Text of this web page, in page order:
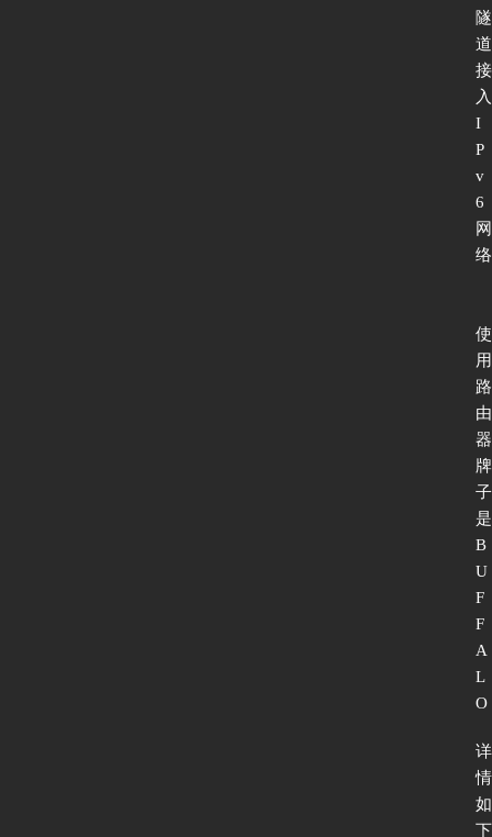
隧
道
接
入
I
P
v
6
网
络
使
用
路
由
器
牌
子
是
B
U
F
F
A
L
O
详
情
如
下